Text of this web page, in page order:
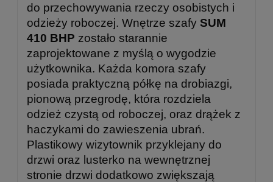
do przechowywania rzeczy osobistych i
odzieży roboczej. Wnętrze szafy SUM
410 BHP zostało starannie
zaprojektowane z myślą o wygodzie
użytkownika. Każda komora szafy
posiada praktyczną półkę na drobiazgi,
pionową przegrodę, która rozdziela
odzież czystą od roboczej, oraz drążek z
haczykami do zawieszenia ubrań.
Plastikowy wizytownik przyklejany do
drzwi oraz lusterko na wewnętrznej
stronie drzwi dodatkowo zwiększają